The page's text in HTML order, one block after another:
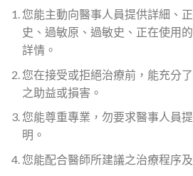
您能主動向醫事人員提供詳細、
史、過敏原、過敏史、正在使用
詳情。
您在接受或拒絕治療前，能充分
之助益或損害。
您能尊重專業，勿要求醫事人員
明。
您能配合醫師所建議之治療程序